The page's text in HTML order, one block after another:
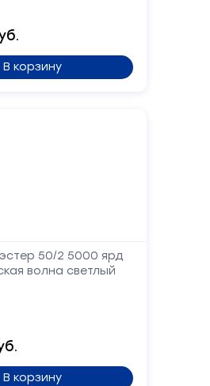
В корзину
50/2 5000 ярд
волна светлый
В корзину